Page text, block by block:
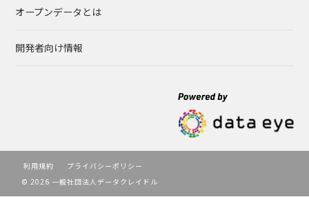
オープンデータとは
開発者向け情報
利用規約
プライバシーポリシー
© 2026 一般社団法人データクレイドル